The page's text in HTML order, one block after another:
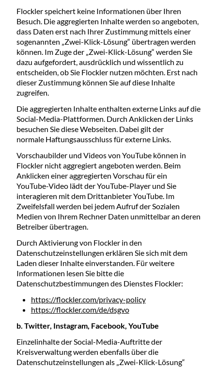
Flockler speichert keine Informationen über Ihren
Besuch. Die aggregierten Inhalte werden so angeboten,
dass Daten erst nach Ihrer Zustimmung mittels einer
sogenannten „Zwei-Klick-Lösung“ übertragen werden
können. Im Zuge der „Zwei-Klick-Lösung“ werden Sie
dazu aufgefordert, ausdrücklich und wissentlich zu
entscheiden, ob Sie Flockler nutzen möchten. Erst nach
dieser Zustimmung können Sie auf diese Inhalte
zugreifen.
Die aggregierten Inhalte enthalten externe Links auf die
Social-Media-Plattformen. Durch Anklicken der Links
besuchen Sie diese Webseiten. Dabei gilt der
normale Haftungsausschluss für externe Links.
Vorschaubilder und Videos von YouTube können in
Flockler nicht aggregiert angeboten werden. Beim
Anklicken einer aggregierten Vorschau für ein
YouTube-Video lädt der YouTube-Player und Sie
interagieren mit dem Drittanbieter YouTube. Im
Zweifelsfall werden bei jedem Aufruf der Sozialen
Medien von Ihrem Rechner Daten unmittelbar an deren
Betreiber übertragen.
Durch Aktivierung von Flockler in den
Datenschutzeinstellungen erklären Sie sich mit dem
Laden dieser Inhalte einverstanden. Für weitere
Informationen lesen Sie bitte die
Datenschutzbestimmungen des Dienstes Flockler:
https://flockler.com/privacy-policy
https://flockler.com/de/dsgvo
b. Twitter, Instagram, Facebook, YouTube
Einzelinhalte der Social-Media-Auftritte der
Kreisverwaltung werden ebenfalls über die
Datenschutzeinstellungen als „Zwei-Klick-Lösung“